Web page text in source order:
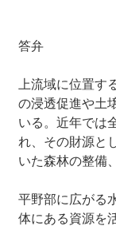
答弁
上流域に位置
の浸透促進や土
いる。近年では
れ、その財源と
いた森林の整備
平野部に広がる
体にある資源を